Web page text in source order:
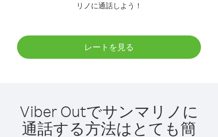
リノに通話しよう！
レートを見る
Viber Outでサンマリノに
通話する方法はとても簡